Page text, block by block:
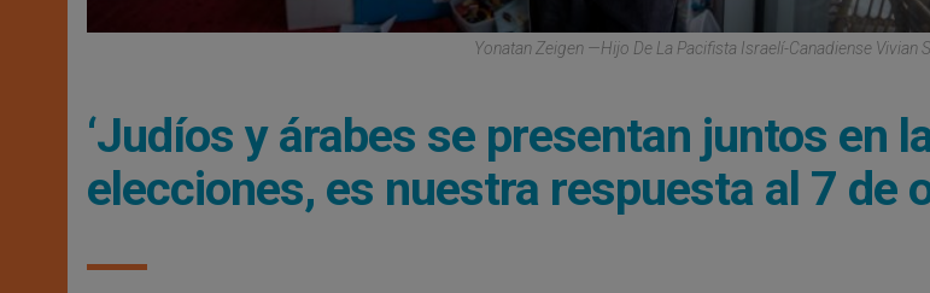
Yonatan Zeigen —hijo De La Pacifista Israelí-Canadiense Vivian
‘Judíos y árabes se presentan juntos en
elecciones, es nuestra respuesta al 7 de